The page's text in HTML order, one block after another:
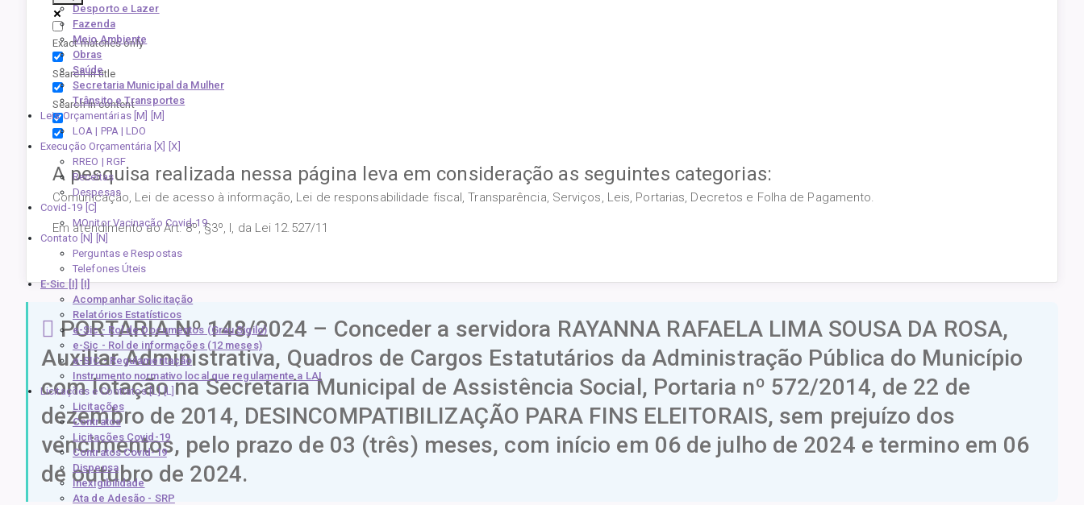
Desporto e Lazer
Fazenda
Meio Ambiente
Obras
Saúde
Secretaria Municipal da Mulher
Trânsito e Transportes
Leis Orçamentárias [M]
LOA | PPA | LDO
Execução Orçamentária [X]
RREO | RGF
Receitas
Despesas
Covid-19
MOnitor Vacinação Covid-19
Contato [N]
Perguntas e Respostas
Telefones Úteis
E-Sic [I]
Acompanhar Solicitação
Relatórios Estatísticos
e-Sic - Rol de Documentos (Grau Sigilo)
e-Sic - Rol de informações (12 meses)
e-SIC - Regulamentação
Instrumento normativo local que regulamente a LAI
Licitações e Contratos [L]
Licitações
Contratos
Licitações Covid-19
Contratos Covid-19
Dispensa
Inexigibilidade
Ata de Adesão - SRP
Exact matches only
Search in title
Search in content
A pesquisa realizada nessa página leva em consideração as seguintes categorias:
Comunicação, Lei de acesso à informação, Lei de responsabilidade fiscal, Transparência, Serviços, Leis, Portarias, Decretos e Folha de Pagamento.
Em atendimento ao Art. 8º, §3º, I, da Lei 12.527/11
PORTARIA Nº 148/2024 – Conceder a servidora RAYANNA RAFAELA LIMA SOUSA DA ROSA,
Auxiliar Administrativa, Quadros de Cargos Estatutários da Administração Pública do Município
com lotação na Secretaria Municipal de Assistência Social, Portaria nº 572/2014, de 22 de
dezembro de 2014, DESINCOMPATIBILIZAÇÃO PARA FINS ELEITORAIS, sem prejuízo dos
vencimentos, pelo prazo de 03 (três) meses, com início em 06 de julho de 2024 e termino em 06
de outubro de 2024.